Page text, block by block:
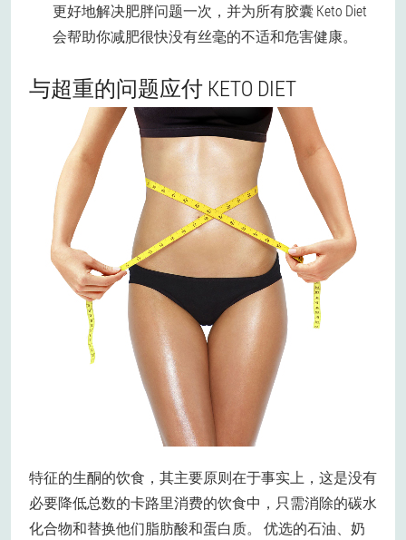
更好地解决肥胖问题一次，并为所有胶囊 Keto Diet
会帮助你减肥很快没有丝毫的不适和危害健康。
与超重的问题应付 KETO DIET
特征的生酮的饮食，其主要原则在于事实上，这是没有
必要降低总数的卡路里消费的饮食中，只需消除的碳水
化合物和替换他们脂肪酸和蛋白质。 优选的石油、奶